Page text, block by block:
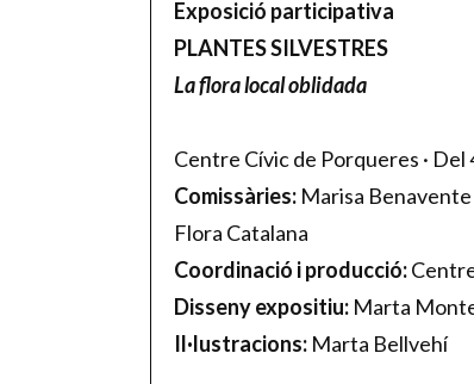
Exposició participativa
PLANTES SILVESTRES
La flora local oblidada
Centre Cívic de Porqueres ·
Comissàries: Marisa Benavente
Flora Catalana
Coordinació i producció:
Disseny expositiu: Marta
Il·lustracions: Marta Bellvehí